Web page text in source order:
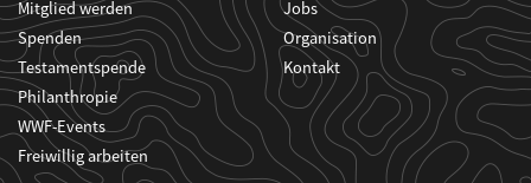
Mitglied werden
Spenden
Testamentspende
Philanthropie
WWF-Events
Freiwillig arbeiten
Jobs
Organisation
Kontakt